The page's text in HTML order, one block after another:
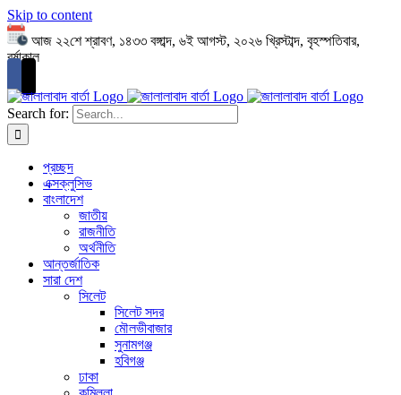
Skip to content
আজ ২২শে শ্রাবণ, ১৪৩৩ বঙ্গাব্দ, ৬ই আগস্ট, ২০২৬ খ্রিস্টাব্দ, বৃহস্পতিবার,
বর্ষাকাল
Search for:
প্রচ্ছদ
এক্সক্লুসিভ
বাংলাদেশ
জাতীয়
রাজনীতি
অর্থনীতি
আন্তর্জাতিক
সারা দেশ
সিলেট
সিলেট সদর
মৌলভীবাজার
সুনামগঞ্জ
হবিগঞ্জ
ঢাকা